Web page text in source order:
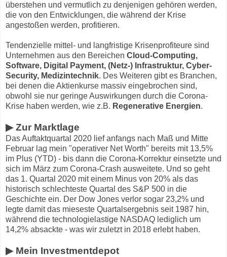
überstehen und vermutlich zu denjenigen gehören werden,
die von den Entwicklungen, die während der Krise
angestoßen werden, profitieren.
Tendenzielle mittel- und langfristige Krisenprofiteure sind
Unternehmen aus den Bereichen Cloud-Computing,
Software, Digital Payment, (Netz-) Infrastruktur, Cyber-
Security, Medizintechnik. Des Weiteren gibt es Branchen,
bei denen die Aktienkurse massiv eingebrochen sind,
obwohl sie nur geringe Auswirkungen durch die Corona-
Krise haben werden, wie z.B. Regenerative Energien.
▶ Zur Marktlage
Das Auftaktquartal 2020 lief anfangs nach Maß und Mitte
Februar lag mein "operativer Net Worth" bereits mit 13,5%
im Plus (YTD) - bis dann die Corona-Korrektur einsetzte und
sich im März zum Corona-Crash ausweitete. Und so geht
das 1. Quartal 2020 mit einem Minus von 20% als das
historisch schlechteste Quartal des S&P 500 in die
Geschichte ein. Der Dow Jones verlor sogar 23,2% und
legte damit das mieseste Quartalsergebnis seit 1987 hin,
während die technologielastige NASDAQ lediglich um
14,2% absackte - was wir zuletzt in 2018 erlebt haben.
▶ Mein Investmentdepot